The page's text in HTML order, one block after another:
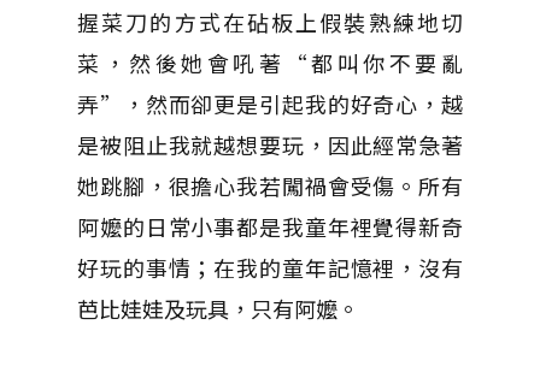
握菜刀的方式在砧板上假裝熟練地切
菜，然後她會吼著“都叫你不要亂
弄”，然而卻更是引起我的好奇心，越
是被阻止我就越想要玩，因此經常急著
她跳腳，很擔心我若闖禍會受傷。所有
阿嬤的日常小事都是我童年裡覺得新奇
好玩的事情；在我的童年記憶裡，沒有
芭比娃娃及玩具，只有阿嬤。